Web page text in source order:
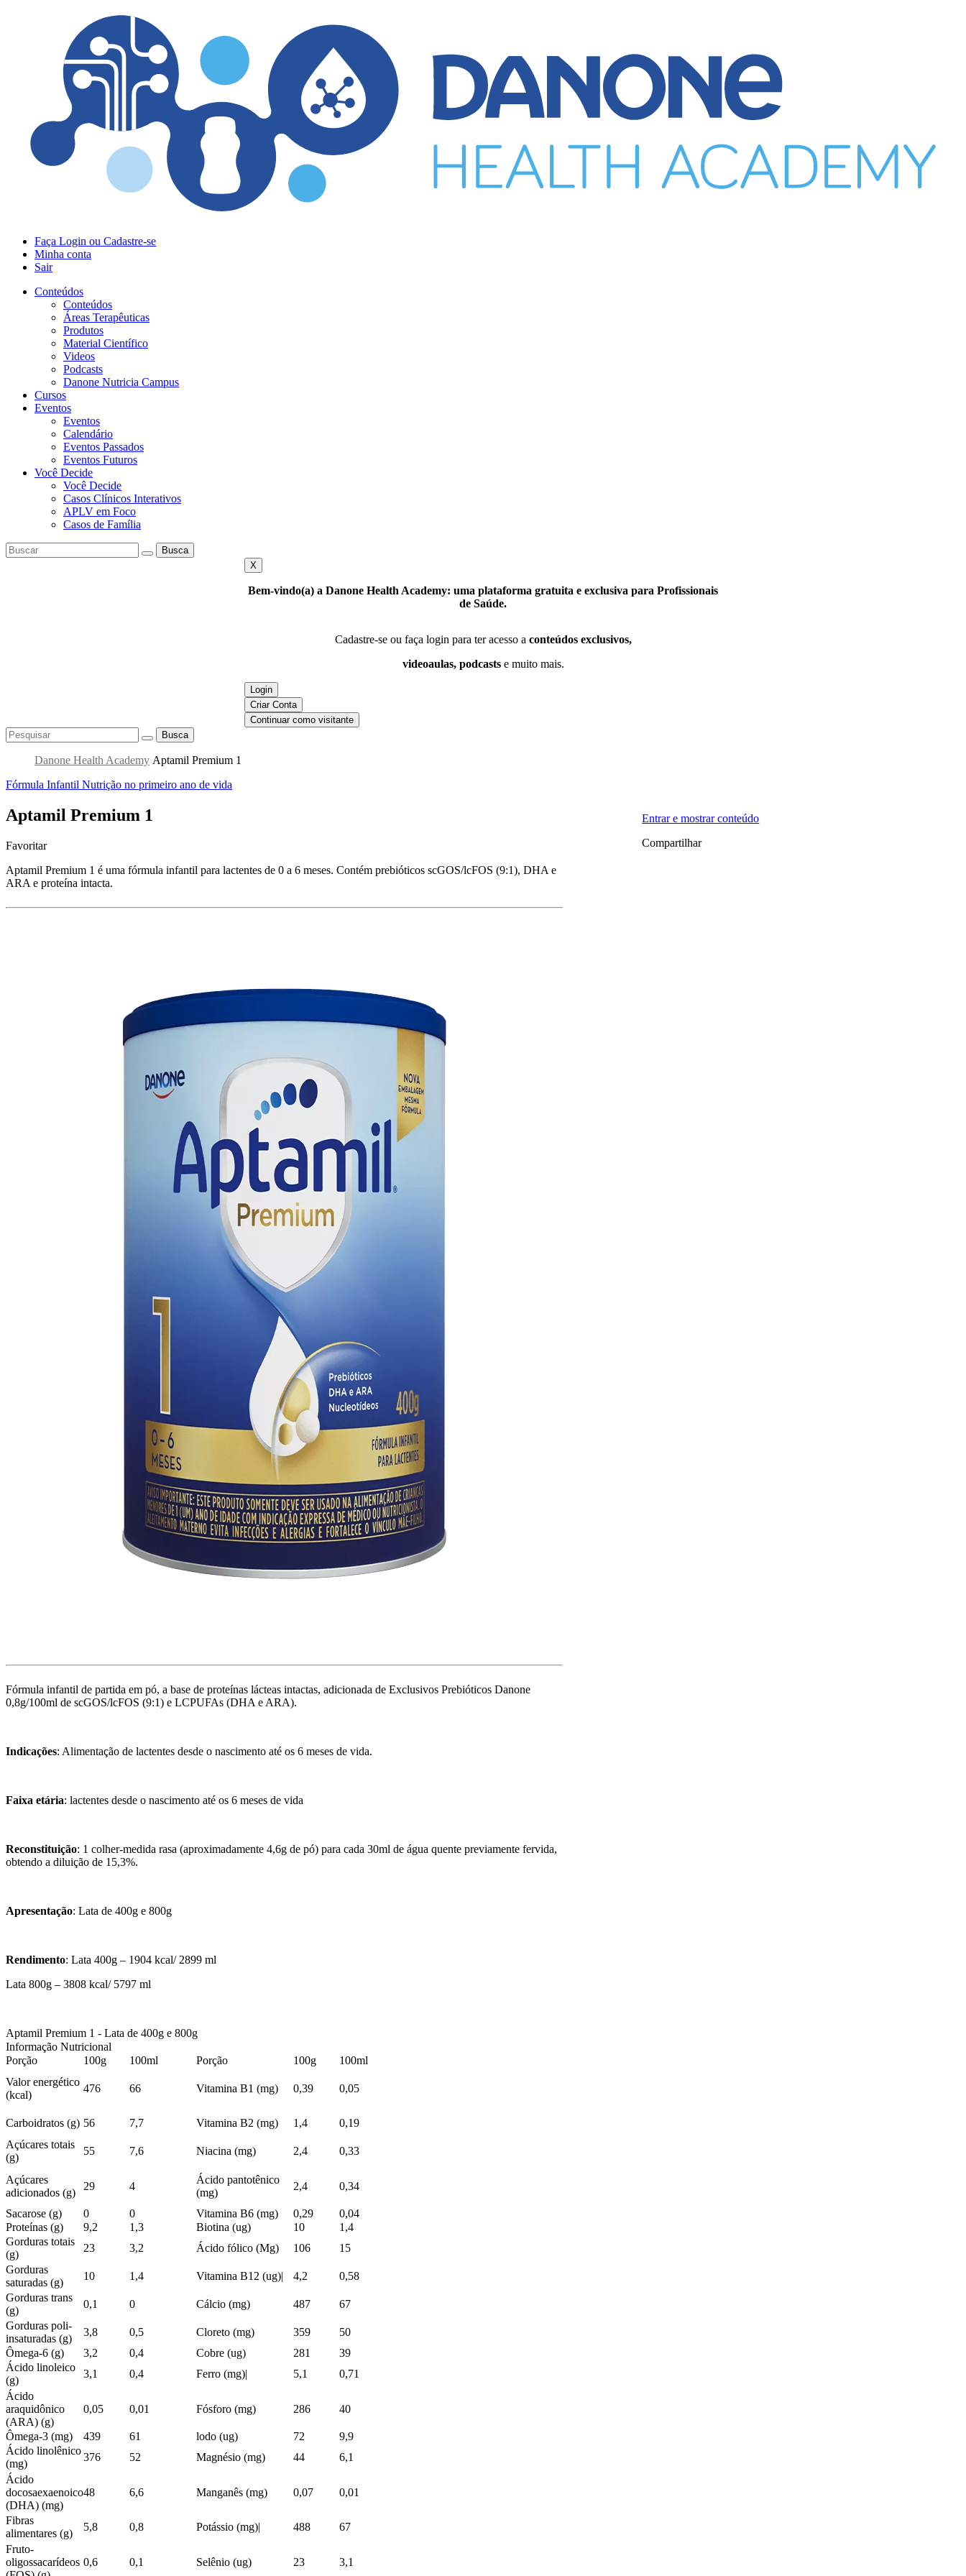
Faça Login ou Cadastre-se
Minha conta
Sair
Conteúdos
Conteúdos
Áreas Terapêuticas
Produtos
Material Científico
Videos
Podcasts
Danone Nutricia Campus
Cursos
Eventos
Eventos
Calendário
Eventos Passados
Eventos Futuros
Você Decide
Você Decide
Casos Clínicos Interativos
APLV em Foco
Casos de Família
Busca
X
Bem-vindo(a) a Danone Health Academy: uma plataforma gratuita e exclusiva para Profissionais
de Saúde.
Cadastre-se ou faça login para ter acesso a conteúdos exclusivos,
videoaulas, podcastse muito mais.
Login
Criar Conta
Continuar como visitante
Busca
Danone Health Academy Aptamil Premium 1
Fórmula Infantil Nutrição no primeiro ano de vida
Aptamil Premium 1
Favoritar
Aptamil Premium 1 é uma fórmula infantil para lactentes de 0 a 6 meses. Contém prebióticos scGOS/lcFOS (9:1), DHA e
ARA e proteína intacta.
Fórmula infantil de partida em pó, a base de proteínas lácteas intactas, adicionada de Exclusivos Prebióticos Danone
0,8g/100ml de scGOS/lcFOS (9:1) e LCPUFAs (DHA e ARA).
Indicações: Alimentação de lactentes desde o nascimento até os 6 meses de vida.
Faixa etária: lactentes desde o nascimento até os 6 meses de vida
Reconstituição: 1 colher-medida rasa (aproximadamente 4,6g de pó) para cada 30ml de água quente previamente fervida,
obtendo a diluição de 15,3%.
Apresentação: Lata de 400g e 800g
Rendimento: Lata 400g – 1904 kcal/ 2899 ml
Lata 800g – 3808 kcal/ 5797 ml
Aptamil Premium 1 - Lata de 400g e 800g
Informação Nutricional
Porção
100g 100ml Porção 100g
100ml
Valor energético
(kcal)
476 66 Vitamina B1 (mg) 0,39 0,05
Carboidratos (g) 56 7,7 Vitamina B2 (mg) 1,4
0,19
Açúcares totais
(g)
55 7,6 Niacina (mg) 2,4 0,33
Açúcares
adicionados (g)
29 4
Ácido pantotênico
(mg)
2,4 0,34
Sacarose (g) 0 0 Vitamina B6 (mg) 0,29
0,04
Proteínas (g)
9,2 1,3 Biotina (ug) 10
1,4
Gorduras totais
(g)
23 3,2 Ácido fólico (Mg) 106
15
Gorduras
saturadas (g)
10 1,4 Vitamina B12 (ug)| 4,2
0,58
Gorduras trans
(g)
0,1 0 Cálcio (mg) 487
67
Gorduras poli-
insaturadas (g)
3,8 0,5 Cloreto (mg) 359
50
Ômega-6 (g)
3,2 0,4 Cobre (ug) 281
39
Ácido linoleico
(g)
3,1 0,4 Ferro (mg)| 5,1
0,71
Ácido
araquidônico
(ARA) (g)
0,05 0,01 Fósforo (mg) 286 40
Ômega-3 (mg) 439 61 lodo (ug) 72
9,9
Ácido linolênico
(mg)
376 52 Magnésio (mg) 44
6,1
Ácido
docosaexaenoico
(DHA) (mg)
48 6,6 Manganês (mg) 0,07 0,01
Fibras
alimentares (g)
5,8 0,8 Potássio (mg)| 488
67
Fruto-
oligossacarídeos 0,6 0,1 Selênio (ug) 23 3,1
Entrar e mostrar conteúdo
Compartilhar